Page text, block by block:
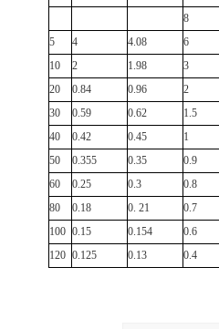
8
5
4 4.08 6
10
2 1.98 3
20
0.84 0.96 2
30
0.59 0.62 1.5
40
0.42 0.45 1
50
0.355 0.35 0.9
60
0.25 0.3 0.8
80
0.18 0. 21 0.7
100 0.15 0.154 0.6
120 0.125 0.13 0.4